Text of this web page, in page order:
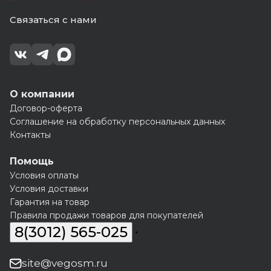
Связаться с нами
О компании
Договор-оферта
Соглашение на обработку персональных данных
Контакты
Помощь
Условия оплаты
Условия доставки
Гарантия на товар
Правила продажи товаров для покупателей
8(3012) 565-025
site@vegosm.ru